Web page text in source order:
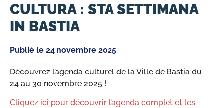
CULTURA : STA SETTIMANA
IN BASTIA
Publié le 24 novembre 2025
Découvrez l’agenda culturel de la Ville de Bastia du
24 au 30 novembre 2025 !
Cliquez ici pour découvrir l’agenda complet et les